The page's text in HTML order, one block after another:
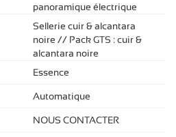
panoramique électrique
Sellerie cuir & alcantara
noire // Pack GTS : cuir &
alcantara noire
Essence
Automatique
NOUS CONTACTER